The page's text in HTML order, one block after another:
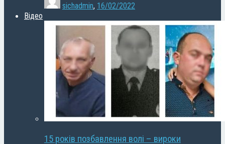
sichadmin, 16/02/2022
Відео
15 років позбавлення волі – вироки